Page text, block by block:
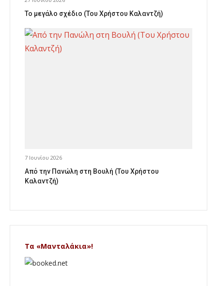
Το μεγάλο σχέδιο (Του Χρήστου Καλαντζή)
7 Ιουνίου 2026
Από την Πανώλη στη Βουλή (Του Χρήστου
Καλαντζή)
Τα «Μανταλάκια»!